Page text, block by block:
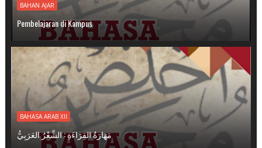
BAHAN AJAR
Pembelajaran di Kampus
BAHASA ARAB XII
مَهَارَةُ القِرَاءَةِ : الشِّعْرُ العَرَبِيُّ